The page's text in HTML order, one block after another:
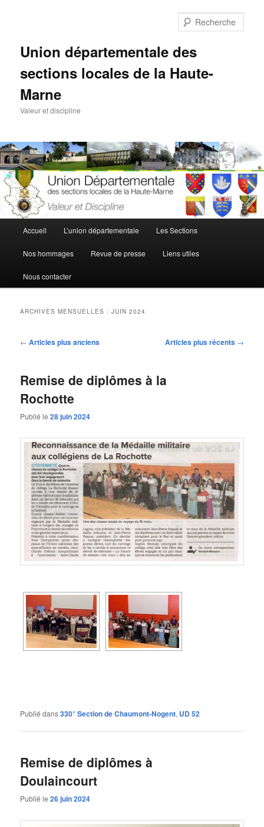
Union départementale des
sections locales de la Haute-
Marne
Valeur et discipline
principal
Accueil L’union départementale Les Sections
Nos hommages Revue de presse Liens utiles
Nous contacter
ARCHIVES MENSUELLES :JUIN 2024
Navigation
← Articles plus anciens Articles plus récents →
Remise de diplômes à la
Rochotte
Publié le28 juin 2024
Publié dans330° Section de Chaumont-Nogent, UD 52
Remise de diplômes à
Doulaincourt
Publié le26 juin 2024